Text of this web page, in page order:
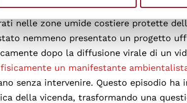
raggiunto un punto critico la scorsa
nelle zone umide costiere protette
nemmeno presentato un progetto
dopo la diffusione virale di un
un manifestante
senza intervenire. Questo episodio
della vicenda, trasformando una